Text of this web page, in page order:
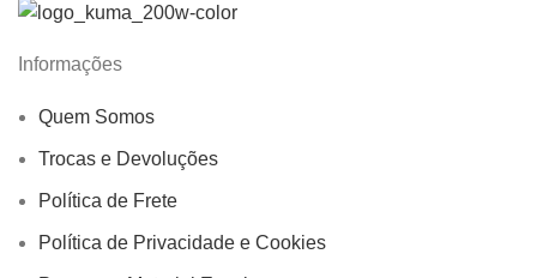
Informações
Quem Somos
Trocas e Devoluções
Política de Frete
Política de Privacidade e Cookies